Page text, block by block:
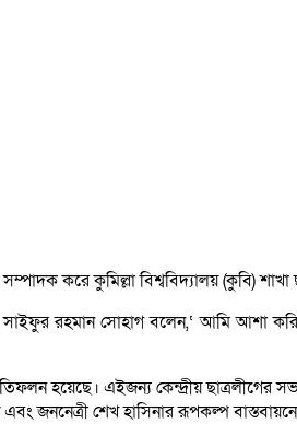
করে কুমিল্লা বিশ্ববিদ্যালয় (কুবি) শাখা
সাইফুর রহমান সোহাগ বলেন,‘ আমি আশা
হয়েছে। এইজন্য কেন্দ্রীয়
জননেত্রী শেখ হাসিনার রূপকল্প